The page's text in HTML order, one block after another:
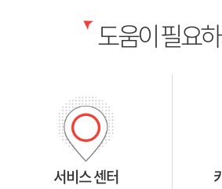
도움이 필요
서비스 센터